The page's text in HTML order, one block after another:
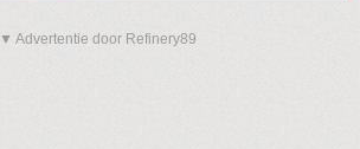
▼ Advertentie door Refinery89